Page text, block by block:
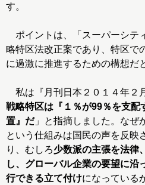
す。
ポイントは、「スーパーシテ
略特区法改正案であり、特区で
に過激に推進するための構想だ
私は『月刊日本２０１４年２
戦略特区は『１％が99％を支配
置』だ」と指摘しました。なぜ
という仕組みは国民の声を反映
り、むしろ少数派の主張を法律
し、グローバル企業の要望に沿
行できる立て付けになっている